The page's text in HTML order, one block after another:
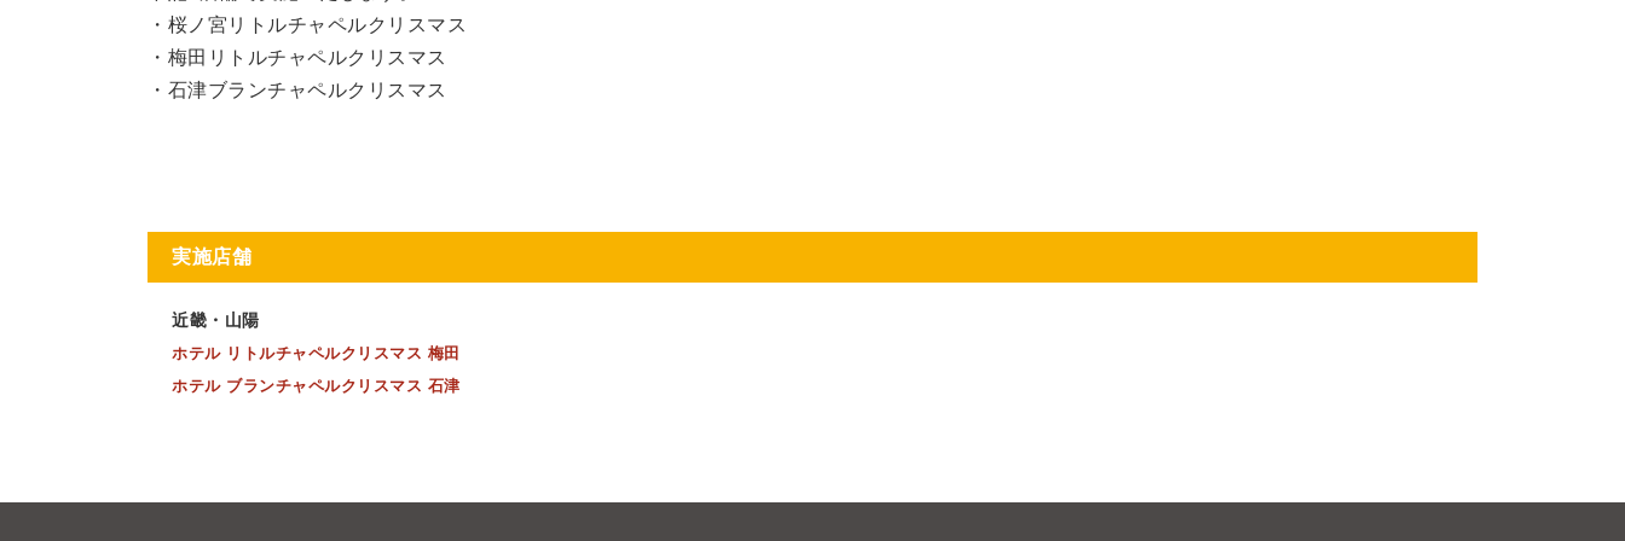
・桜ノ宮リトルチャペルクリスマス
・梅田リトルチャペルクリスマス
・石津ブランチャペルクリスマス
実施店舗
近畿・山陽
ホテル リトルチャペルクリスマス 梅田
ホテル ブランチャペルクリスマス 石津